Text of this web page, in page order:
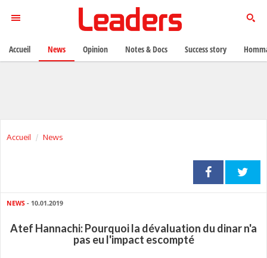
Accueil News
NEWS - 10.01.2019
Atef Hannachi: Pourquoi la dévaluation du dinar n'a
pas eu l'impact escompté
Accueil News Opinion Notes & Docs Success story